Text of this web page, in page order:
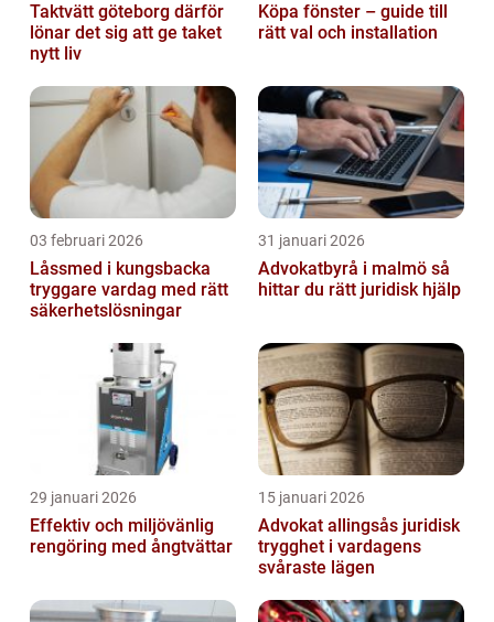
Taktvätt göteborg därför
lönar det sig att ge taket
nytt liv
Köpa fönster – guide till
rätt val och installation
03 februari 2026
Låssmed i kungsbacka
tryggare vardag med rätt
säkerhetslösningar
31 januari 2026
Advokatbyrå i malmö så
hittar du rätt juridisk hjälp
29 januari 2026
Effektiv och miljövänlig
rengöring med ångtvättar
15 januari 2026
Advokat allingsås juridisk
trygghet i vardagens
svåraste lägen